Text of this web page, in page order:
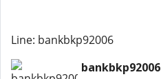
Line: bankbkp92006
bankbkp92006